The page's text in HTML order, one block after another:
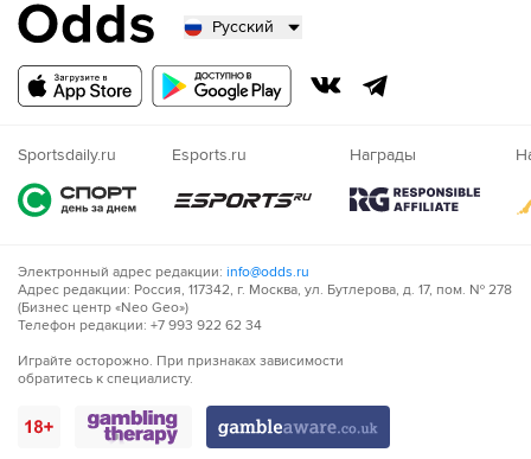
Русский
Русский
Nigeria
Sportsdaily.ru Esports.ru Награды
Электронный адрес редакции: info@odds.ru
Адрес редакции: Россия, 117342, г. Москва, ул. Бутлерова, д. 17, пом. № 278
(Бизнес центр «Neo Geo»)
Телефон редакции: +7 993 922 62 34
Играйте осторожно. При признаках зависимости
обратитесь к специалисту.